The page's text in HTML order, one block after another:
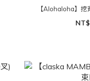
【Alohaloha】